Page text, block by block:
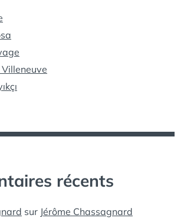
récents
sur Jérôme Chassagnard